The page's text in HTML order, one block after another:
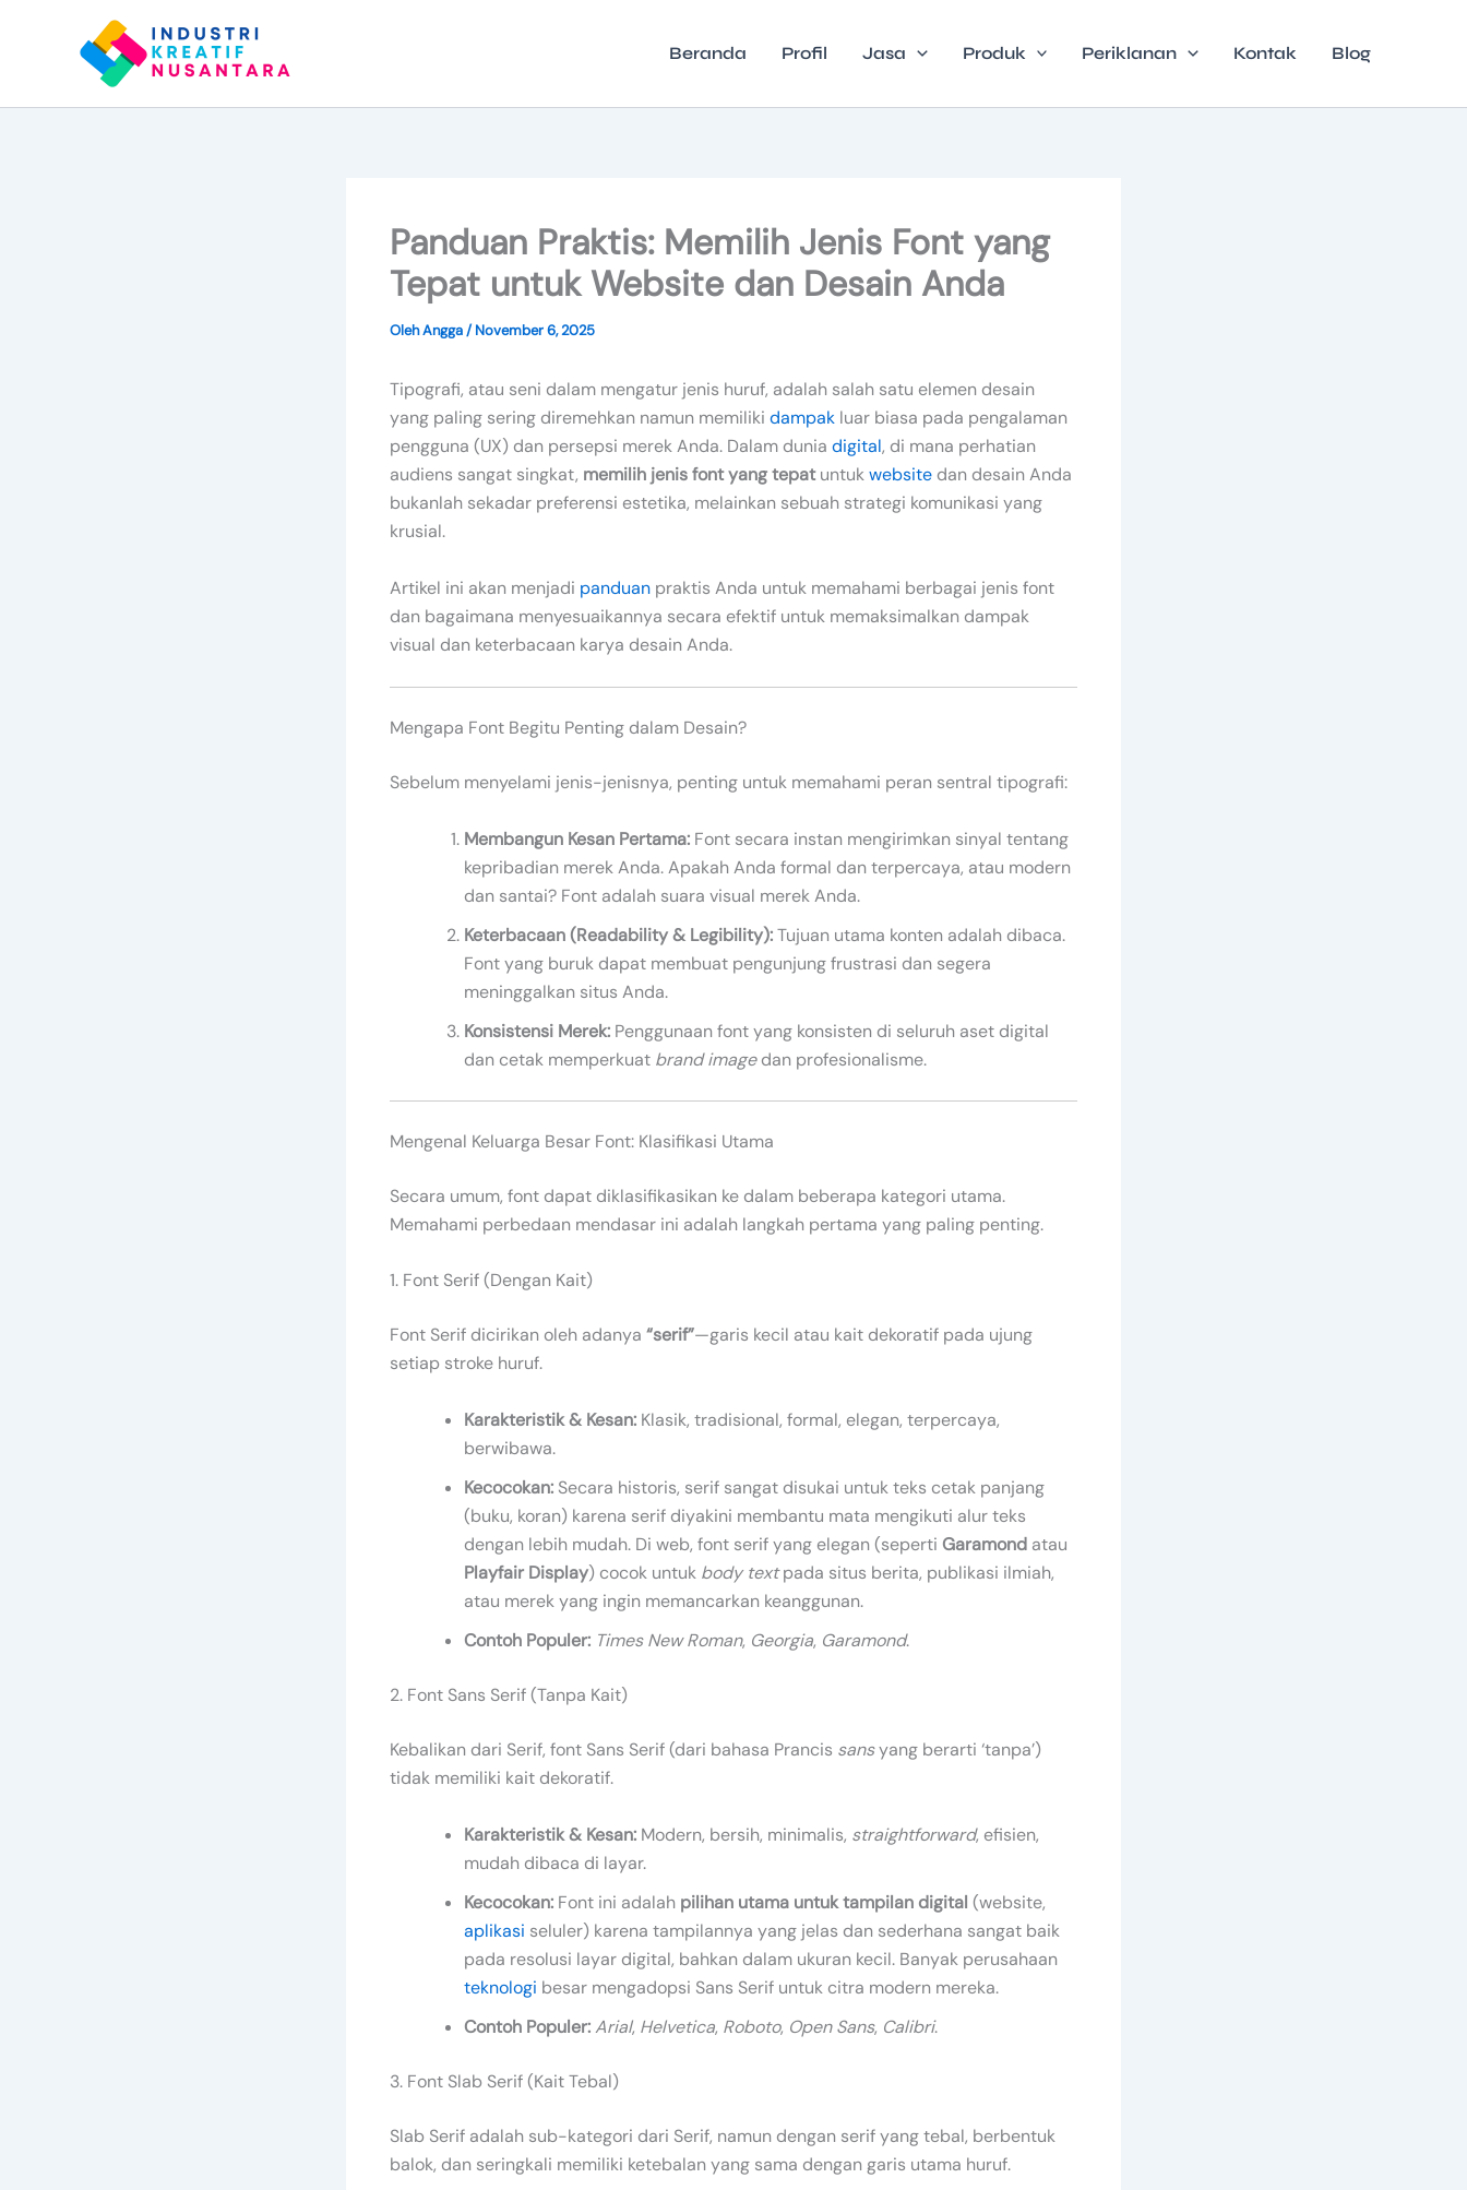
Beranda Profil Jasa Produk Periklanan Kontak Blog
Panduan Praktis: Memilih Jenis Font yang
Tepat untuk Website dan Desain Anda
OlehAngga/November 6, 2025
Tipografi, atau seni dalam mengatur jenis huruf, adalah salah satu elemen desain
yang paling sering diremehkan namun memiliki dampak luar biasa pada pengalaman
pengguna (UX) dan persepsi merek Anda. Dalam dunia digital, di mana perhatian
audiens sangat singkat, memilih jenis font yang tepatuntukwebsite dan desain Anda
bukanlah sekadar preferensi estetika, melainkan sebuah strategi komunikasi yang
krusial.
Artikel ini akan menjadi panduan praktis Anda untuk memahami berbagai jenis font
dan bagaimana menyesuaikannya secara efektif untuk memaksimalkan dampak
visual dan keterbacaan karya desain Anda.
Mengapa Font Begitu Penting dalam Desain?
Sebelum menyelami jenis-jenisnya, penting untuk memahami peran sentral tipografi:
Membangun Kesan Pertama: Font secara instan mengirimkan sinyal tentang
kepribadian merek Anda. Apakah Anda formal dan terpercaya, atau modern
dan santai? Font adalah suara visual merek Anda.
Keterbacaan (Readability & Legibility):Tujuan utama konten adalah dibaca.
Font yang buruk dapat membuat pengunjung frustrasi dan segera
meninggalkan situs Anda.
Konsistensi Merek: Penggunaan font yang konsisten di seluruh aset digital
dan cetak memperkuat brand imagedan profesionalisme.
Mengenal Keluarga Besar Font: Klasifikasi Utama
Secara umum, font dapat diklasifikasikan ke dalam beberapa kategori utama.
Memahami perbedaan mendasar ini adalah langkah pertama yang paling penting.
1. Font Serif (Dengan Kait)
Font Serif dicirikan oleh adanya “serif”—garis kecil atau kait dekoratif pada ujung
setiap stroke huruf.
Karakteristik & Kesan: Klasik, tradisional, formal, elegan, terpercaya,
berwibawa.
Kecocokan: Secara historis, serif sangat disukai untuk teks cetak panjang
(buku, koran) karena serif diyakini membantu mata mengikuti alur teks
dengan lebih mudah. Di web, font serif yang elegan (seperti Garamond atau
Playfair Display) cocok untuk body textpada situs berita, publikasi ilmiah,
atau merek yang ingin memancarkan keanggunan.
Contoh Populer: Times New Roman, Georgia, Garamond.
2. Font Sans Serif (Tanpa Kait)
Kebalikan dari Serif, font Sans Serif (dari bahasa Prancis sansyang berarti ‘tanpa’)
tidak memiliki kait dekoratif.
Karakteristik & Kesan: Modern, bersih, minimalis, straightforward, efisien,
mudah dibaca di layar.
Kecocokan: Font ini adalah pilihan utama untuk tampilan digital (website,
aplikasi seluler) karena tampilannya yang jelas dan sederhana sangat baik
pada resolusi layar digital, bahkan dalam ukuran kecil. Banyak perusahaan
teknologi besar mengadopsi Sans Serif untuk citra modern mereka.
Contoh Populer:Arial, Helvetica, Roboto, Open Sans, Calibri.
3. Font Slab Serif (Kait Tebal)
Slab Serif adalah sub-kategori dari Serif, namun dengan serif yang tebal, berbentuk
balok, dan seringkali memiliki ketebalan yang sama dengan garis utama huruf.